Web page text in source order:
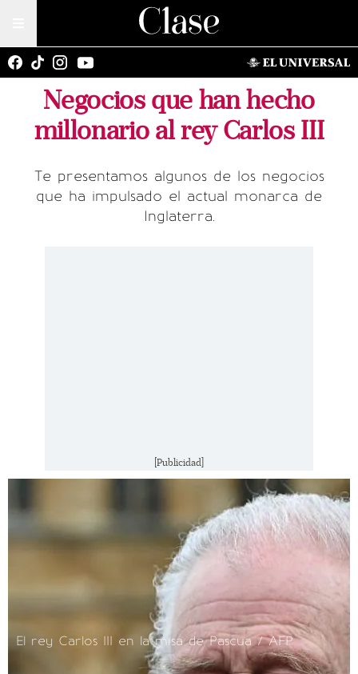
Negocios que han hecho
millonario al rey Carlos III
Te presentamos algunos de los negocios
que ha impulsado el actual monarca de
Inglaterra.
[Publicidad]
El rey Carlos III en la misa de Pascua / AFP